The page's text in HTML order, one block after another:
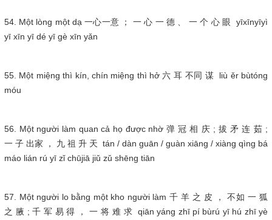
54. Một lòng một dạ 一心一意 ； 一 心 一 德 、 一 个 心 眼 yīxīnyīyì
yī xīn yī dé yī gè xīn yǎn
55. Một miệng thì kín, chín miệng thì hở 六 耳 不同 谋 liù ěr bùtóng
móu
56. Một người làm quan cả họ được nhờ 弹 冠 相 庆 ; 拔 矛 连 茹 ;
一 子 出家 ， 九 祖 升 天 tán / dàn guān / guàn xiāng / xiàng qìng bá
máo lián rú yī zǐ chūjiā jiǔ zǔ shēng tiān
57. Một người lo bằng một kho người làm 千 羊 之 皮 ， 不如 一 狐
之 腋 ; 千 军 易 得 ， 一 将 难 求 qiān yáng zhī pí bùrú yī hú zhī yè